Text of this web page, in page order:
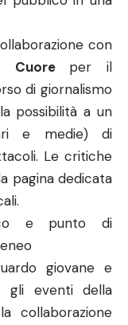
con
Cuore per il
di giornalismo
possibilità a un
e medie) di
Le critiche
pagina dedicata
e punto di
giovane e
gli eventi della
collaborazione